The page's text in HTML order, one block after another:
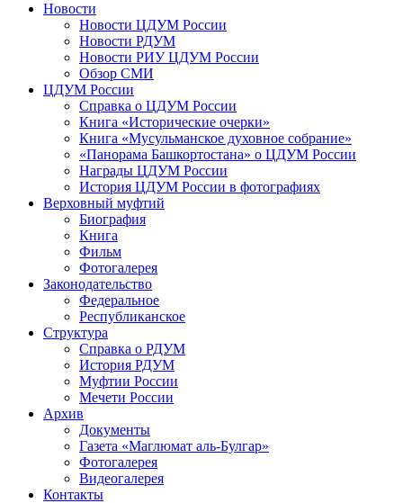
Новости
Новости ЦДУМ России
Новости РДУМ
Новости РИУ ЦДУМ России
Обзор СМИ
ЦДУМ России
Справка о ЦДУМ России
Книга «Исторические очерки»
Книга «Мусульманское духовное собрание»
«Панорама Башкортостана» о ЦДУМ России
Награды ЦДУМ России
История ЦДУМ России в фотографиях
Верховный муфтий
Биография
Книга
Фильм
Фотогалерея
Законодательство
Федеральное
Республиканское
Структура
Справка о РДУМ
История РДУМ
Муфтии России
Мечети России
Архив
Документы
Газета «Маглюмат аль-Булгар»
Фотогалерея
Видеогалерея
Контакты